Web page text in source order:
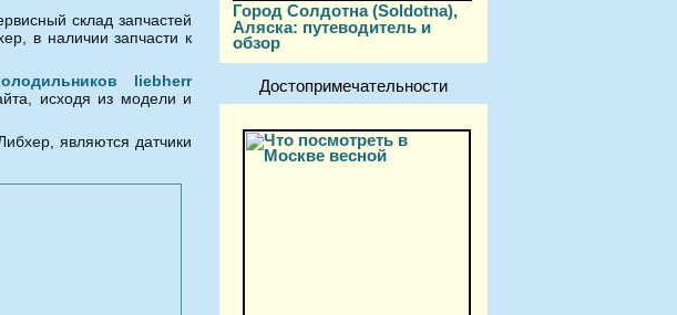
склад запчастей
в наличии запчасти к
liebherr
исходя из модели и
являются датчики
Город Солдотна (Soldotna),
Аляска: путеводитель и
обзор
Достопримечательности